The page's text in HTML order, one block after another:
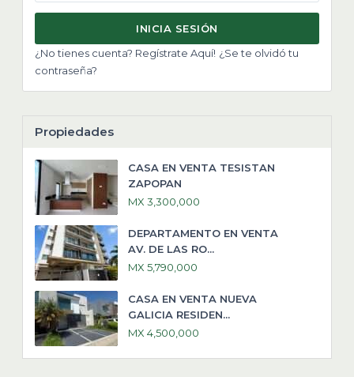
INICIA SESIÓN
¿No tienes cuenta? Regístrate Aquí! ¿Se te olvidó tu
contraseña?
Propiedades
CASA EN VENTA TESISTAN
ZAPOPAN
MX 3,300,000
DEPARTAMENTO EN VENTA
AV. DE LAS RO...
MX 5,790,000
CASA EN VENTA NUEVA
GALICIA RESIDEN...
MX 4,500,000